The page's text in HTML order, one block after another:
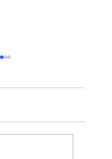
월 1일부터 13일까지
옵니다. 관심과 기도
평신도 세미나 등록
푸른교회에서 9월 25
. 등록마감은 8월 7일